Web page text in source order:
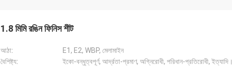
1.8 মিমি রঙিন ফিনিস শীট
আঠা:
E1, E2, WBP, মেলামাইন
বৈশিষ্ট্য:
ইকো-বন্ধুত্বপূর্ণ, আর্দ্রতা-প্রমাণ, অগ্নিরোধী, পরিধান-প্রতিরোধী, ইত্যাদি।